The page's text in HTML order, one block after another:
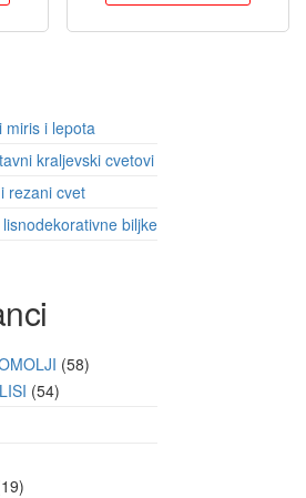
miris i lepota
kraljevski cvetovi
rezani cvet
biljke
58
54
19